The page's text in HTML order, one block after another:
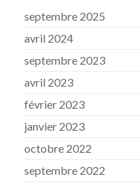
septembre 2025
avril 2024
septembre 2023
avril 2023
février 2023
janvier 2023
octobre 2022
septembre 2022